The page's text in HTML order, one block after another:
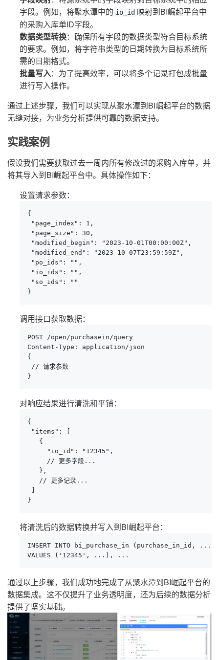
字段。例如，将聚水潭中的 io_id 映射到BI崛起平台中
的采购入库单ID字段。
数据类型转换：确保所有字段的数据类型符合目标系统
的要求。例如，将字符串类型的日期转换为目标系统所
需的日期格式。
批量写入：为了提高效率，可以将多个记录打包成批量
进行写入操作。
通过上述步骤，我们可以实现从聚水潭到BI崛起平台的数据
无缝对接，为业务分析提供可靠的数据支持。
实践案例
假设我们需要获取过去一周内所有修改过的采购入库单，并
将其导入到BI崛起平台中。具体操作如下：
设置请求参数：
{
"page_index": 1,
"page_size": 30,
"modified_begin": "2023-10-01T00:00:00Z",
"modified_end": "2023-10-07T23:59:59Z",
"po_ids": "",
"io_ids": "",
"so_ids": ""
}
调用接口获取数据：
POST /open/purchasein/query
Content-Type: application/json
{
// 请求参数
}
对响应结果进行清洗和平铺：
{
"items": [
   {
     "io_id": "12345",
     // 更多字段...
   },
   // 更多记录...
}
将清洗后的数据转换并写入到BI崛起平台：
INSERT INTO bi_purchase_in (purchase_in_id, ...)
VALUES ('12345', ...), ...
通过以上步骤，我们成功地完成了从聚水潭到BI崛起平台的
数据集成。这不仅提升了业务透明度，还为后续的数据分析
提供了坚实基础。